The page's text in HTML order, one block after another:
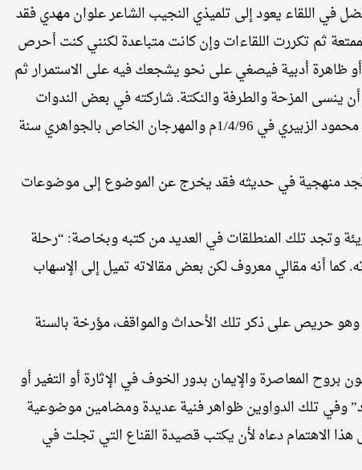
في اللقاء يعود إلى تلميذي النجيب الشاعر علوان مهدي فقد
ثم تكررت اللقاءات وإن كانت متباعدة لكنني كنت أحرص
أو ظاهرة أدبية فيصغي على نحو يشجعك فيه على الاستمرار ثم
ينسى المزحة والطرفة والنكتة. شاركته في بعض الندوات
الأدبية أو اللقاءات لا سيما تلك التي عقدتها وزارة الثقافة والسياحة كالندوة المكرسة لإحياء الذكرى الحادية والثلاثين للشاعر محمد محمود الزبيري في 1/4/96م والمهرجان الخاص بالجواهري سنة
تجد منهجية في حديثه فقد يخرج عن الموضوع إلى موضوعات
وتجد تلك المنطلقات في العديد من كتبه وبخاصة: “رحلة
أنه مقالي معروف لكن بعض مقالاته تميل إلى الإسهاب
وهو حريص على ذكر تلك الأحداث والمواقف، مؤرخة بالسنة
المعاصرة والإيمان بدور الخوف في الإثارة أو التغير أو
وفي تلك الدواوين ظواهر فنية عديدة ومضامين موضوعية
الاهتمام دعاه لأن يكتب قصيدة القناع التي تجلت في